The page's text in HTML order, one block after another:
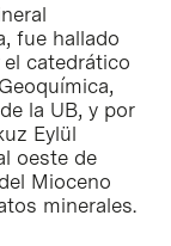
fue hallado
catedrático
la UB, y por
Eylül
oeste de
Mioceno
minerales.